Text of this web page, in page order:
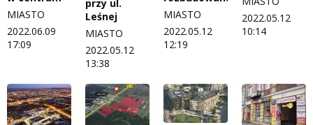
MIASTO
2022.06.09
17:09
przy ul.
Leśnej
MIASTO
2022.05.12
13:38
MIASTO
2022.05.12
12:19
2022.05.12
10:14